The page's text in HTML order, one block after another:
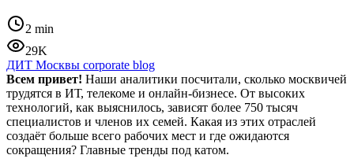
2 min
29K
ДИТ Москвы corporate blog
Всем привет! Наши аналитики посчитали, сколько москвичей
трудятся в ИТ, телекоме и онлайн-бизнесе. От высоких
технологий, как выяснилось, зависят более 750 тысяч
специалистов и членов их семей. Какая из этих отраслей
создаёт больше всего рабочих мест и где ожидаются
сокращения? Главные тренды под катом.